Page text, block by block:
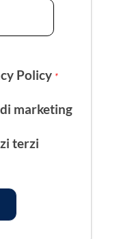
Policy *
marketing
terzi